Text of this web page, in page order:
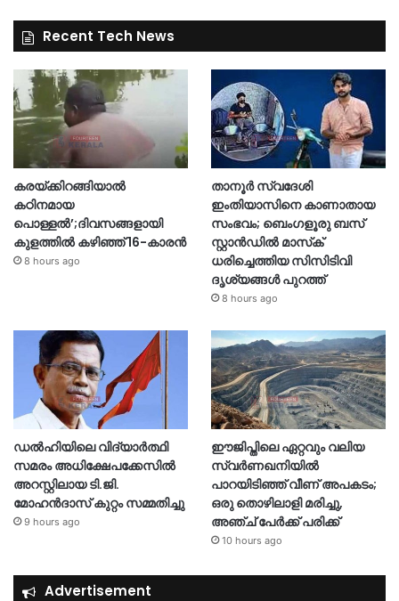
Recent Tech News
കരയ്ക്കിറങ്ങിയാൽ
കഠിനമായ
പൊള്ളൽ’;ദിവസങ്ങളായി
കുളത്തിൽ കഴിഞ്ഞ് 16-കാരൻ
8 hours ago
താനൂർ സ്വദേശി
ഇംതിയാസിനെ കാണാതായ
സംഭവം; ബെംഗളൂരു ബസ്
സ്റ്റാൻഡിൽ മാസ്‌ക്
ധരിച്ചെത്തിയ സിസിടിവി
ദൃശ്യങ്ങൾ പുറത്ത്
8 hours ago
ഡൽഹിയിലെ വിദ്യാർത്ഥി
സമരം അധിക്ഷേപക്കേസിൽ
അറസ്റ്റിലായ ടി.ജി.
മോഹൻദാസ് കുറ്റം സമ്മതിച്ചു
9 hours ago
ഈജിപ്തിലെ ഏറ്റവും വലിയ
സ്വർണഖനിയിൽ
പാറയിടിഞ്ഞ് വീണ് അപകടം;
ഒരു തൊഴിലാളി മരിച്ചു,
അഞ്ച് പേർക്ക് പരിക്ക്
10 hours ago
Advertisement